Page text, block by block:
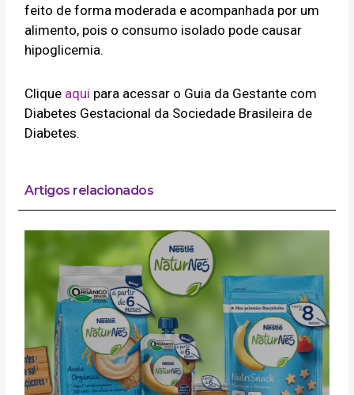
feito de forma moderada e acompanhada por um
alimento, pois o consumo isolado pode causar
hipoglicemia.
Clique aqui para acessar o Guia da Gestante com
Diabetes Gestacional da Sociedade Brasileira de
Diabetes.
Artigos relacionados